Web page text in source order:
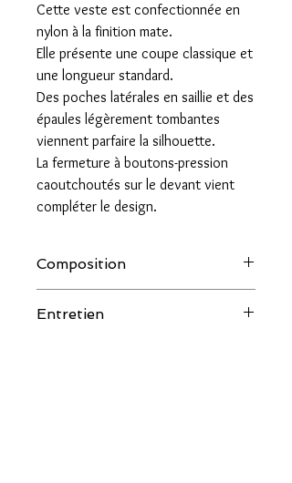
Cette veste est confectionnée en
nylon à la finition mate.
Elle présente une coupe classique et
une longueur standard.
Des poches latérales en saillie et des
épaules légèrement tombantes
viennent parfaire la silhouette.
La fermeture à boutons-pression
caoutchoutés sur le devant vient
compléter le design.
Composition
polyamide
Entretien